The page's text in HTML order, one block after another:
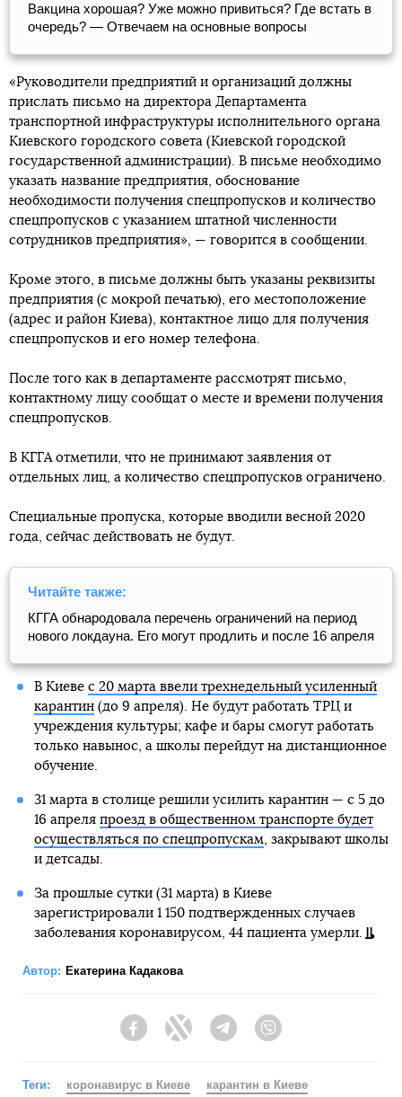
Вакцина хорошая? Уже можно привиться? Где встать в
очередь? — Отвечаем на основные вопросы
«Руководители предприятий и организаций должны
прислать письмо на директора Департамента
транспортной инфраструктуры исполнительного органа
Киевского городского совета (Киевской городской
государственной администрации). В письме необходимо
указать название предприятия, обоснование
необходимости получения спецпропусков и количество
спецпропусков с указанием штатной численности
сотрудников предприятия», — говорится в сообщении.
Кроме этого, в письме должны быть указаны реквизиты
предприятия (с мокрой печатью), его местоположение
(адрес и район Киева), контактное лицо для получения
спецпропусков и его номер телефона.
После того как в департаменте рассмотрят письмо,
контактному лицу сообщат о месте и времени получения
спецпропусков.
В КГГА отметили, что не принимают заявления от
отдельных лиц, а количество спецпропусков ограничено.
Специальные пропуска, которые вводили весной 2020
года, сейчас действовать не будут.
Читайте также:
КГГА обнародовала перечень ограничений на период
нового локдауна. Его могут продлить и после 16 апреля
В Киеве с 20 марта ввели трехнедельный усиленный
карантин(до 9 апреля). Не будут работать ТРЦ и
учреждения культуры; кафе и бары смогут работать
только навынос, а школы перейдут на дистанционное
обучение.
31 марта в столице решили усилить карантин — с 5 до
16 апреля проезд в общественном транспорте будет
осуществляться по спецпропускам, закрывают школы
и детсады.
За прошлые сутки (31 марта) в Киеве
зарегистрировали 1 150 подтвержденных случаев
заболевания коронавирусом, 44 пациента умерли.
Автор: Екатерина Кадакова
FacebookTwitter Telegram
Теги: коронавирус в Киеве
карантин в Киеве